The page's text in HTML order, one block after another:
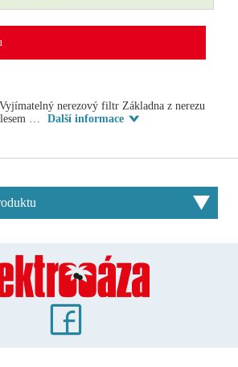
nerezový filtr Základna z nerezu
…
Další informace